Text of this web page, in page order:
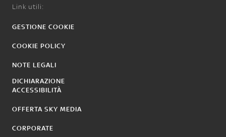
Link utili:
GESTIONE COOKIE
COOKIE POLICY
NOTE LEGALI
DICHIARAZIONE
ACCESSIBILITÀ
OFFERTA SKY MEDIA
CORPORATE